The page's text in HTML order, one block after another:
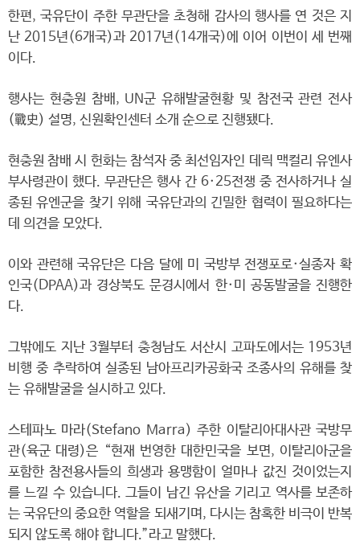
한편, 국유단이 주한 무관단을 초청해 감사의 행사를 연 것은 지
난 2015년(6개국)과 2017년(14개국)에 이어 이번이 세 번째
이다.
행사는 현충원 참배, UN군 유해발굴현황 및 참전국 관련 전사
(戰史) 설명, 신원확인센터 소개 순으로 진행됐다.
현충원 참배 시 헌화는 참석자 중 최선임자인 데릭 맥컬리 유엔사
부사령관이 했다. 무관단은 행사 간 6·25전쟁 중 전사하거나 실
종된 유엔군을 찾기 위해 국유단과의 긴밀한 협력이 필요하다는
데 의견을 모았다.
이와 관련해 국유단은 다음 달에 미 국방부 전쟁포로·실종자 확
인국(DPAA)과 경상북도 문경시에서 한·미 공동발굴을 진행한
다.
그밖에도 지난 3월부터 충청남도 서산시 고파도에서는 1953년
비행 중 추락하여 실종된 남아프리카공화국 조종사의 유해를 찾
는 유해발굴을 실시하고 있다.
스테파노 마라(Stefano Marra) 주한 이탈리아대사관 국방무
관(육군 대령)은 “현재 번영한 대한민국을 보면, 이탈리아군을
포함한 참전용사들의 희생과 용맹함이 얼마나 값진 것이었는지
를 느낄 수 있습니다. 그들이 남긴 유산을 기리고 역사를 보존하
는 국유단의 중요한 역할을 되새기며, 다시는 참혹한 비극이 반복
되지 않도록 해야 합니다.”라고 말했다.